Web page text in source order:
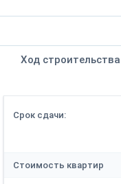
Ход строительства
Срок сдачи:
Стоимость квартир